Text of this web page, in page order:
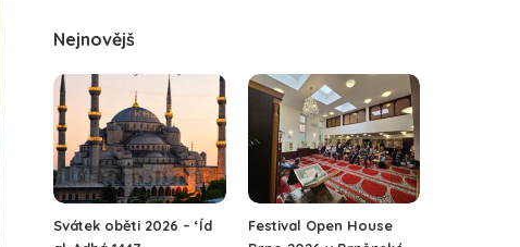
Nejnovějš
Svátek oběti 2026 – ‘Íd
Festival Open House